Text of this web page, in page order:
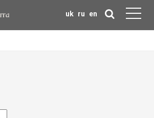
uk ru en